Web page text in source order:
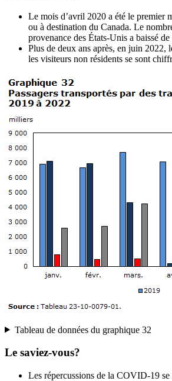
Le mois d’avril 2020 a été le premier
ou à destination du Canada. Le
provenance des États-Unis a baissé
Plus de deux ans après, en juin 2022,
les visiteurs non résidents se sont
Tableau de données du graphique 32
Le saviez-vous?
Les répercussions de la COVID-19 se